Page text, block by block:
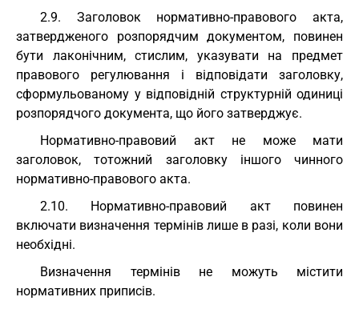
2.9. Заголовок нормативно-правового акта,
затвердженого розпорядчим документом, повинен
бути лаконічним, стислим, указувати на предмет
правового регулювання і відповідати заголовку,
сформульованому у відповідній структурній одиниці
розпорядчого документа, що його затверджує.
Нормативно-правовий акт не може мати
заголовок, тотожний заголовку іншого чинного
нормативно-правового акта.
2.10. Нормативно-правовий акт повинен
включати визначення термінів лише в разі, коли вони
необхідні.
Визначення термінів не можуть містити
нормативних приписів.